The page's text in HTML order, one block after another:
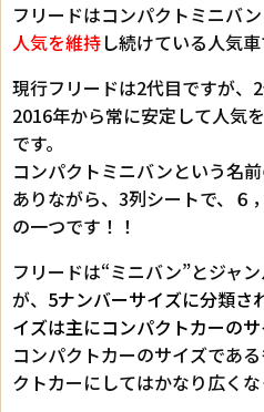
フリードはコンパクトミニバ
人気を維持し続けている人気車
現行フリードは2代目ですが、
2016年から常に安定して人気
です。
コンパクトミニバンという名
ありながら、3列シートで、６
の一つです！！
フリードは“ミニバン”とジャ
が、 5ナンバーサイズに分類さ
イズは主にコンパクトカーのサ
コンパクトカーのサイズであ
クトカーにしてはかなり広く